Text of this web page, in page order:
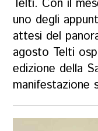
Telti. Con il
uno degli
attesi del
agosto Telti
edizione della
manifestazione